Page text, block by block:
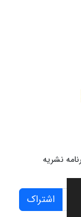
نشریه
اشتراک